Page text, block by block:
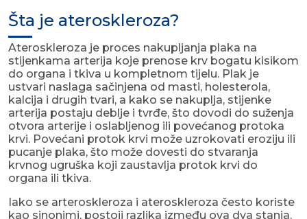
Šta je ateroskleroza?
Ateroskleroza je proces nakupljanja plaka na
stijenkama arterija koje prenose krv bogatu kisikom
do organa i tkiva u kompletnom tijelu. Plak je
ustvari naslaga sačinjena od masti, holesterola,
kalcija i drugih tvari, a kako se nakuplja, stijenke
arterija postaju deblje i tvrđe, što dovodi do suženja
otvora arterije i oslabljenog ili povećanog protoka
krvi. Povećani protok krvi može uzrokovati eroziju ili
pucanje plaka, što može dovesti do stvaranja
krvnog ugruška koji zaustavlja protok krvi do
organa ili tkiva.
Iako se arteroskleroza i ateroskleroza često koriste
kao sinonimi, postoji razlika između ova dva stanja.